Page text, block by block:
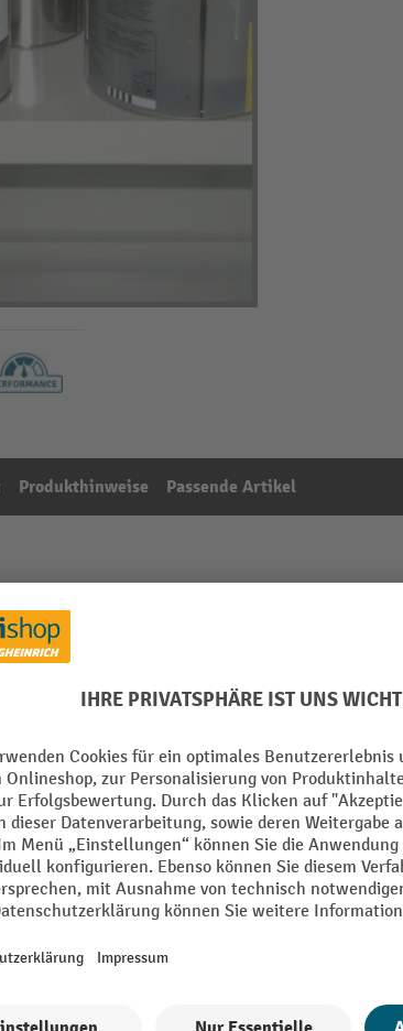
Produkthinweise Passende Artikel
Typ 90, Stahlblech, BxT 1.113 x 472 mm
Aus der Kategorie:
RAL Farbe
Segment
Tiefe